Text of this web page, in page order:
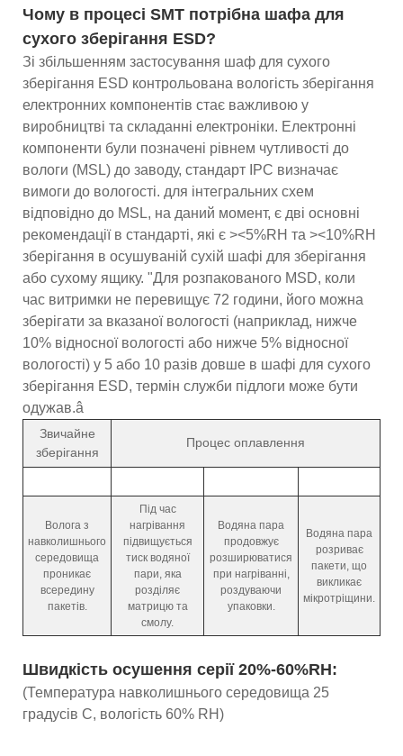
Чому в процесі SMT потрібна шафа для
сухого зберігання ESD?
Зі збільшенням застосування шаф для сухого
зберігання ESD контрольована вологість зберігання
електронних компонентів стає важливою у
виробництві та складанні електроніки. Електронні
компоненти були позначені рівнем чутливості до
вологи (MSL) до заводу, стандарт IPC визначає
вимоги до вологості. для інтегральних схем
відповідно до MSL, на даний момент, є дві основні
рекомендації в стандарті, які є ><5%RH та ><10%RH
зберігання в осушуваній сухій шафі для зберігання
або сухому ящику. "Для розпакованого MSD, коли
час витримки не перевищує 72 години, його можна
зберігати за вказаної вологості (наприклад, нижче
10% відносної вологості або нижче 5% відносної
вологості) у 5 або 10 разів довше в шафі для сухого
зберігання ESD, термін служби підлоги може бути
одужав.â
Звичайне
зберігання
Процес оплавлення
Волога з
навколишнього
середовища
проникає
всередину
пакетів.
Під час
нагрівання
підвищується
тиск водяної
пари, яка
розділяє
матрицю та
смолу.
Водяна пара
продовжує
розширюватися
при нагріванні,
роздуваючи
упаковки.
Водяна пара
розриває
пакети, що
викликає
мікротріщини.
Швидкість осушення серії 20%-60%RH:
(Температура навколишнього середовища 25
градусів C, вологість 60% RH)